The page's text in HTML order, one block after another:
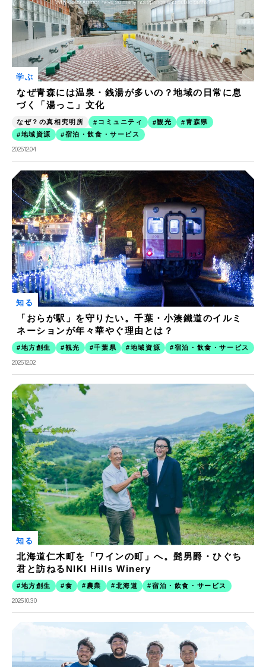
学ぶ
なぜ青森には温泉・銭湯が多いの？地域の日常に息
づく「湯っこ」文化
なぜ？の真相究明所 コミュニティ 観光
青森県
地域資源
宿泊・飲食・サービス
2025.12.04
知る
「おらが駅」を守りたい。千葉・小湊鐵道のイルミ
ネーションが年々華やぐ理由とは？
地方創生 観光 千葉県 地域資源 宿泊・飲食・サービス
2025.12.02
知る
北海道仁木町を「ワインの町」へ。髭男爵・ひぐち
君と訪ねるNIKI Hills Winery
地方創生 食 農業 北海道 宿泊・飲食・サービス
2025.10.30